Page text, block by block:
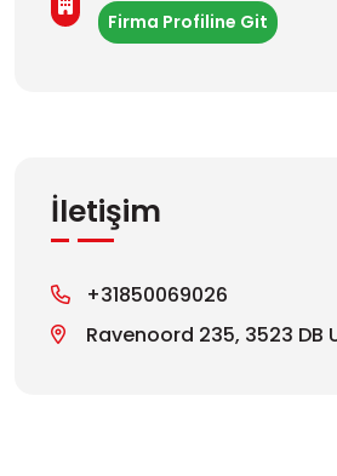
Firma Profiline Git
İletişim
+31850069026
Ravenoord 235, 3523 DB